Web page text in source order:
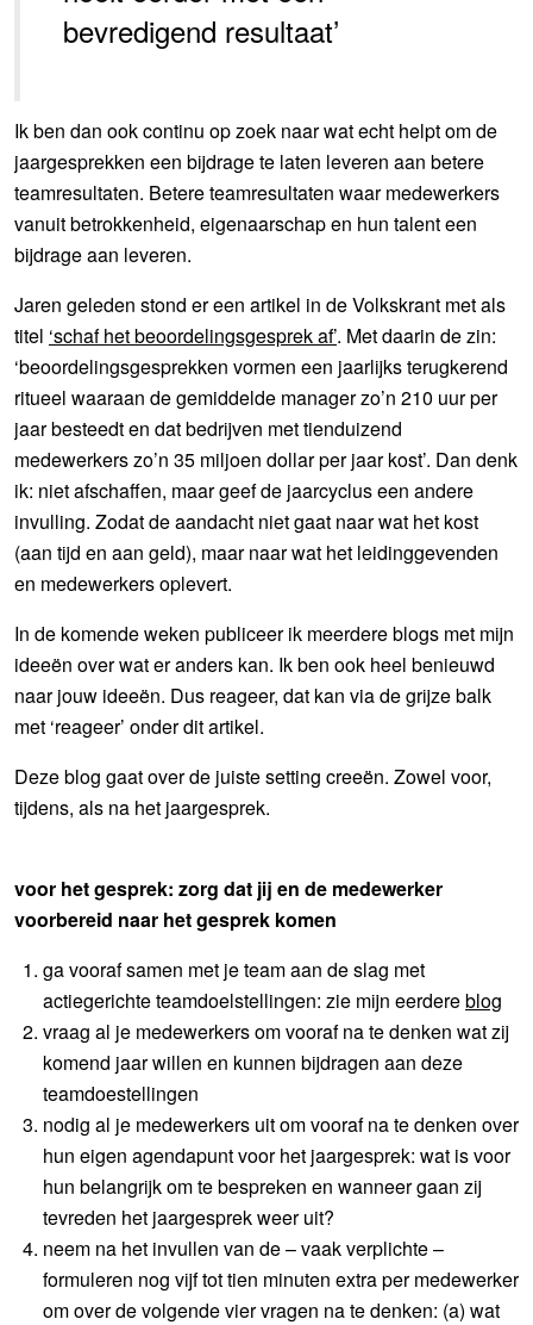
bevredigend resultaat’
Ik ben dan ook continu op zoek naar wat echt helpt om de
jaargesprekken een bijdrage te laten leveren aan betere
teamresultaten. Betere teamresultaten waar medewerkers
vanuit betrokkenheid, eigenaarschap en hun talent een
bijdrage aan leveren.
Jaren geleden stond er een artikel in de Volkskrant met als
titel ‘schaf het beoordelingsgesprek af’. Met daarin de zin:
‘beoordelingsgesprekken vormen een jaarlijks terugkerend
ritueel waaraan de gemiddelde manager zo’n 210 uur per
jaar besteedt en dat bedrijven met tienduizend
medewerkers zo’n 35 miljoen dollar per jaar kost’. Dan denk
ik: niet afschaffen, maar geef de jaarcyclus een andere
invulling. Zodat de aandacht niet gaat naar wat het kost
(aan tijd en aan geld), maar naar wat het leidinggevenden
en medewerkers oplevert.
In de komende weken publiceer ik meerdere blogs met mijn
ideeën over wat er anders kan. Ik ben ook heel benieuwd
naar jouw ideeën. Dus reageer, dat kan via de grijze balk
met ‘reageer’ onder dit artikel.
Deze blog gaat over de juiste setting creeën. Zowel voor,
tijdens, als na het jaargesprek.
voor het gesprek: zorg dat jij en de medewerker
voorbereid naar het gesprek komen
ga vooraf samen met je team aan de slag met
actiegerichte teamdoelstellingen: zie mijn eerdereblog
vraag al je medewerkers om vooraf na te denken wat zij
komend jaar willen en kunnen bijdragen aan deze
teamdoestellingen
nodig al je medewerkers uit om vooraf na te denken over
hun eigen agendapunt voor het jaargesprek: wat is voor
hun belangrijk om te bespreken en wanneer gaan zij
tevreden het jaargesprek weer uit?
neem na het invullen van de – vaak verplichte –
formuleren nog vijf tot tien minuten extra per medewerker
om over de volgende vier vragen na te denken: (a) wat